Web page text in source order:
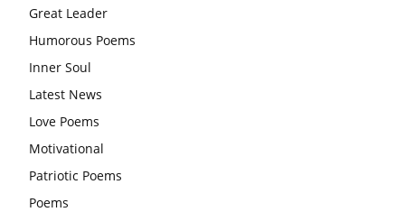
वट सावित्री पूजा विधि और कथा:इस व्रत में सौलह श्रृंगार से सजती हैं
महिलाएं, करती हैं देवी सावित्री और बरगद की पूजा
CBSE 12वीं परीक्षा रद्द होने का असर:बच्चों को अब फोकस कॉम्पिटिटिव
एग्जाम पर करना चाहिए, तनाव लेने की जरूरत नहीं
Great Leader
Humorous Poems
Inner Soul
Latest News
Love Poems
Motivational
Patriotic Poems
Poems